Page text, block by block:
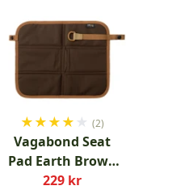
★★★★ ★ (2)
Vagabond Seat
Pad Earth Brown
Clay
229 kr